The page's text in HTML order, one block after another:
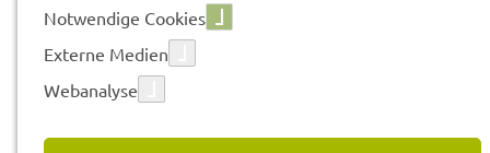
WIRT­SCHAFTS­RAUM
Notwendige Cookies
Externe Medien
Webanalyse